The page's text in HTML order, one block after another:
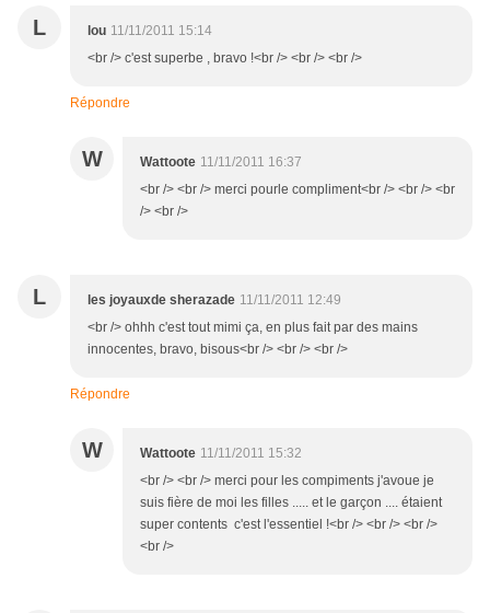
L lou 11/11/2011 15:14
<br /> c'est superbe , bravo !<br /> <br /> <br />
Répondre
W Wattoote 11/11/2011 16:37
<br /> <br /> merci pourle compliment<br /> <br /> <br
/> <br />
L les joyauxde sherazade 11/11/2011 12:49
<br /> ohhh c'est tout mimi ça, en plus fait par des mains
innocentes, bravo, bisous<br /> <br /> <br />
Répondre
W Wattoote 11/11/2011 15:32
<br /> <br /> merci pour les compiments j'avoue je
suis fière de moi les filles ..... et le garçon .... étaient
super contents c'est l'essentiel !<br /> <br /> <br />
<br />